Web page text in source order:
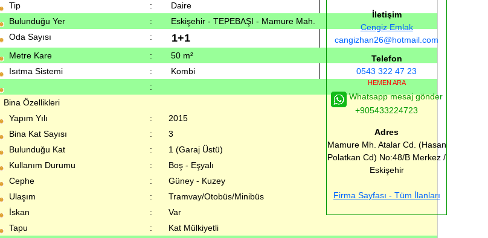
Tip
:
Daire
Bulunduğu Yer
:
Eskişehir - TEPEBAŞI - Mamure Mah.
Oda Sayısı
: 1+1
Metre Kare :
50 m²
Isıtma Sistemi
:
Kombi
:
Bina Özellikleri
Yapım Yılı
:
2015
Bina Kat Sayısı
:
3
Bulunduğu Kat
:
1 (Garaj Üstü)
Kullanım Durumu
:
Boş - Eşyalı
Cephe
:
Güney - Kuzey
Ulaşım
:
Tramvay/Otobüs/Minibüs
İskan
:
Var
Tapu
:
Kat Mülkiyetli
İletişim
Cengiz Emlak
cangizhan26@hotmail.com
Telefon
0543 322 47 23
HEMEN ARA
Whatsapp mesaj gönder
+905433224723
Adres
Mamure Mh. Atalar Cd. (Hasan
Polatkan Cd) No:48/B Merkez /
Eskişehir
Firma Sayfası - Tüm İlanları